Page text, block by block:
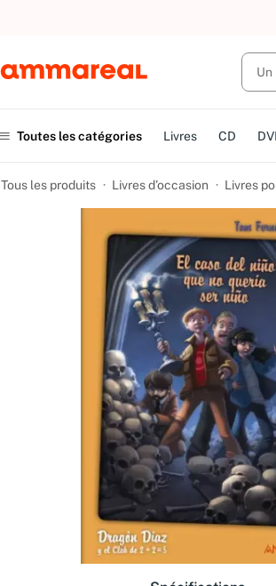
UN ACHAT,
Toutes les catégories Livres CD
Tous les produits Livres d’occasion Livres